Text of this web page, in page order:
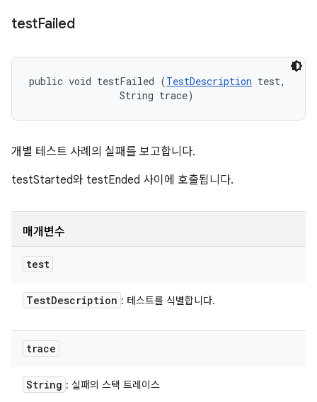
testFailed
public void testFailed (TestDescription test,
                String trace)
개별 테스트 사례의 실패를 보고합니다.
testStarted와 testEnded 사이에 호출됩니다.
매개변수
test
TestDescription : 테스트를 식별합니다.
trace
String : 실패의 스택 트레이스